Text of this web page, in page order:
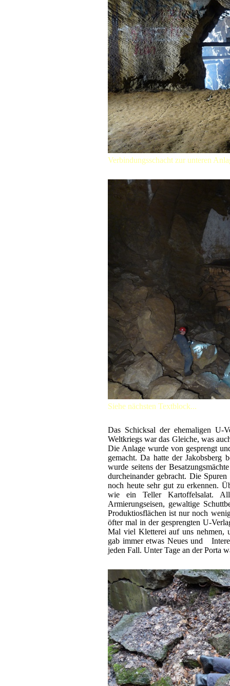
Verbindungsschacht zur unteren
Siehe nächsten Textblock...
Das Schicksal der ehemaligen U-
Weltkriegs war das Gleiche, was
Die Anlage wurde von gesprengt
gemacht. Da hatte der Jakobsberg
wurde seitens der
durcheinander gebracht. Die
noch heute sehr gut zu erkennen.
wie ein Teller Kartoffelsalat.
Armierungseisen, gewaltige
Produktiosflächen ist nur noch
öfter mal in der gesprengten U-
Mal viel Kletterei auf uns nehmen,
gab immer etwas Neues und
jeden Fall. Unter Tage an der Porta